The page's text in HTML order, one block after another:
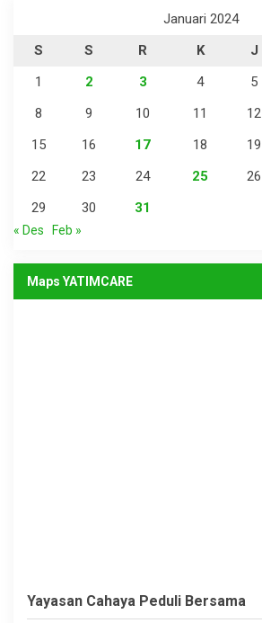
Januari 2024
S
S R K J
1
2 3 4 5
8
9 10 11 12
15
16 17 18 19
22
23 24 25 26
29
30 31
« Des Feb »
Maps YATIMCARE
Yayasan Cahaya Peduli Bersama